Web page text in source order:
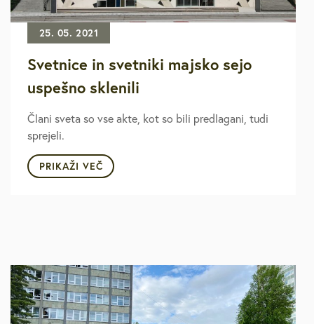
25. 05. 2021
Svetnice in svetniki majsko sejo
uspešno sklenili
Člani sveta so vse akte, kot so bili predlagani, tudi
sprejeli.
PRIKAŽI VEČ